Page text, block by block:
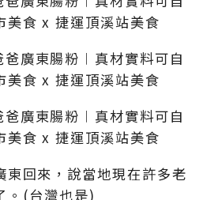
東回來，說當地現在許多老
。(台灣也是)